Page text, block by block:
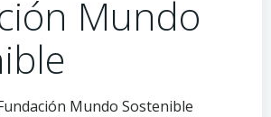
Mundo
Mundo Sostenible